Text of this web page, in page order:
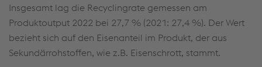
Insgesamt lag die Recyclingrate gemessen am
Produktoutput 2022 bei 27,7 % (2021: 27,4 %). Der Wert
bezieht sich auf den Eisenanteil im Produkt, der aus
Sekundärrohstoffen, wie z.B. Eisenschrott, stammt.
Diese Website verwendet Cookies zur
Verbesserung der Benutzerfreundlichkeit,
Webanalyse und Einbindung sozialer Medien.